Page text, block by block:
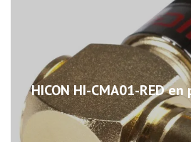
HICON HI-CMA01-RED